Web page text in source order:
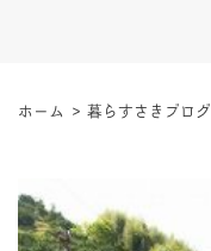
ホーム > 暮らすさきブログ